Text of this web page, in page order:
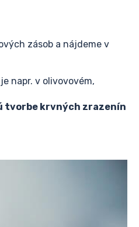
zásob a nájdeme v
napr. v olivovovém,
tvorbe krvných zrazenín